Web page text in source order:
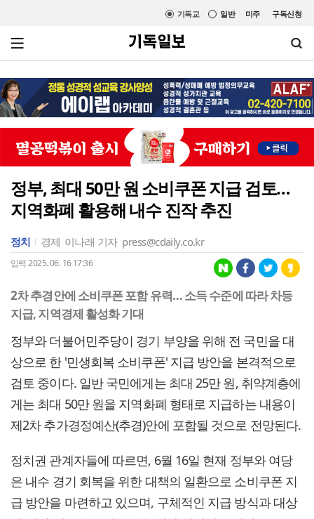
미주 구독신청
일반
기독교
정부, 최대 50만 원 소비쿠폰 지급 검토…
지역화폐 활용해 내수 진작 추진
정치 경제 이나래 기자 press@cdaily.co.kr
입력 2025. 06. 16 17:36
2차 추경안에 소비쿠폰 포함 유력… 소득 수준에 따라 차등
지급, 지역경제 활성화 기대
정부와 더불어민주당이 경기 부양을 위해 전 국민을 대
상으로 한 '민생회복 소비쿠폰' 지급 방안을 본격적으로
검토 중이다. 일반 국민에게는 최대 25만 원, 취약계층에
게는 최대 50만 원을 지역화폐 형태로 지급하는 내용이
제2차 추가경정예산(추경)안에 포함될 것으로 전망된다.
정치권 관계자들에 따르면, 6월 16일 현재 정부와 여당
은 내수 경기 회복을 위한 대책의 일환으로 소비쿠폰 지
급 방안을 마련하고 있으며, 구체적인 지급 방식과 대상